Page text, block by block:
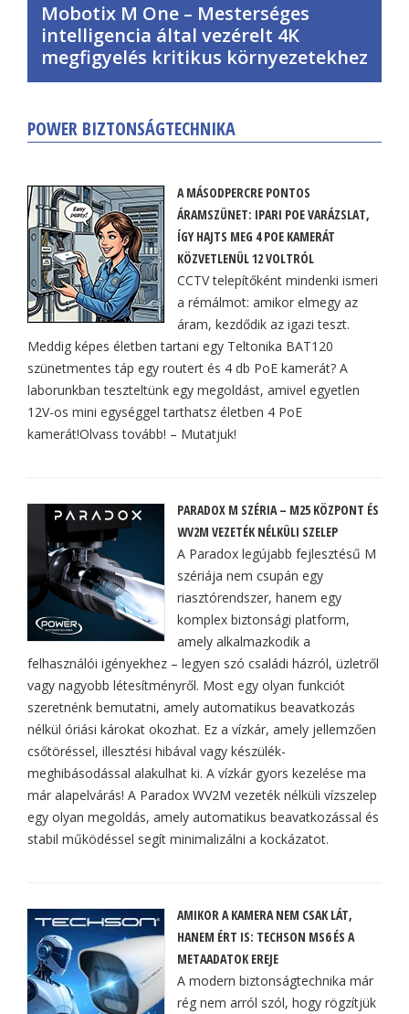
Mobotix M One – Mesterséges
intelligencia által vezérelt 4K
megfigyelés kritikus környezetekhez
POWER BIZTONSÁGTECHNIKA
A MÁSODPERCRE PONTOS
ÁRAMSZÜNET: IPARI POE VARÁZSLAT,
ÍGY HAJTS MEG 4 POE KAMERÁT
KÖZVETLENÜL 12 VOLTRÓL
CCTV telepítőként mindenki ismeri
a rémálmot: amikor elmegy az
áram, kezdődik az igazi teszt.
Meddig képes életben tartani egy Teltonika BAT120
szünetmentes táp egy routert és 4 db PoE kamerát? A
laborunkban teszteltünk egy megoldást, amivel egyetlen
12V-os mini egységgel tarthatsz életben 4 PoE
kamerát!Olvass tovább! – Mutatjuk!
PARADOX M SZÉRIA – M25 KÖZPONT ÉS
WV2M VEZETÉK NÉLKÜLI SZELEP
A Paradox legújabb fejlesztésű M
szériája nem csupán egy
riasztórendszer, hanem egy
komplex biztonsági platform,
amely alkalmazkodik a
felhasználói igényekhez – legyen szó családi házról, üzletről
vagy nagyobb létesítményről. Most egy olyan funkciót
szeretnénk bemutatni, amely automatikus beavatkozás
nélkül óriási károkat okozhat. Ez a vízkár, amely jellemzően
csőtöréssel, illesztési hibával vagy készülék-
meghibásodással alakulhat ki. A vízkár gyors kezelése ma
már alapelvárás! A Paradox WV2M vezeték nélküli vízszelep
egy olyan megoldás, amely automatikus beavatkozással és
stabil működéssel segít minimalizálni a kockázatot.
AMIKOR A KAMERA NEM CSAK LÁT,
HANEM ÉRT IS: TECHSON MS6 ÉS A
METAADATOK EREJE
A modern biztonságtechnika már
rég nem arról szól, hogy rögzítjük